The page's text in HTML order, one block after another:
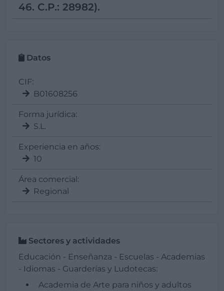
46. C.P.: 28982).
Datos
CIF:
B01608256
Forma jurídica:
S.L.
Experiencia en años:
10
Área comercial:
Regional
Sectores y actividades
Educación - Enseñanza - Escuelas - Academias
- Idiomas - Guarderías y Ludotecas:
Academia de Arte para niños y adultos